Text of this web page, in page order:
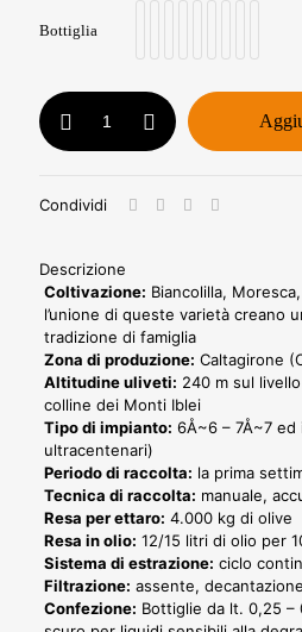
Bottiglia
Olio
Bio
750ml
in
-
Linea
Retail
quantità
Condividi
Descrizione
Coltivazione: Biancolilla,
l’unione di queste varietà creano
tradizione di famiglia
Zona di produzione: Caltagirone
Altitudine uliveti: 240 m sul
colline dei Monti Iblei
Tipo di impianto: 6Å~6 – 7Å~7
ultracentenari)
Periodo di raccolta: la prima
Tecnica di raccolta: manuale,
Resa per ettaro: 4.000 kg di olive
Resa in olio: 12/15 litri di olio per
Sistema di estrazione: ciclo
Filtrazione: assente,
Confezione: Bottiglie da lt. 0,25 –